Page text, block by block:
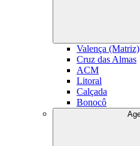
Valença (Matriz)
Cruz das Almas
ACM
Litoral
Calçada
Bonocô